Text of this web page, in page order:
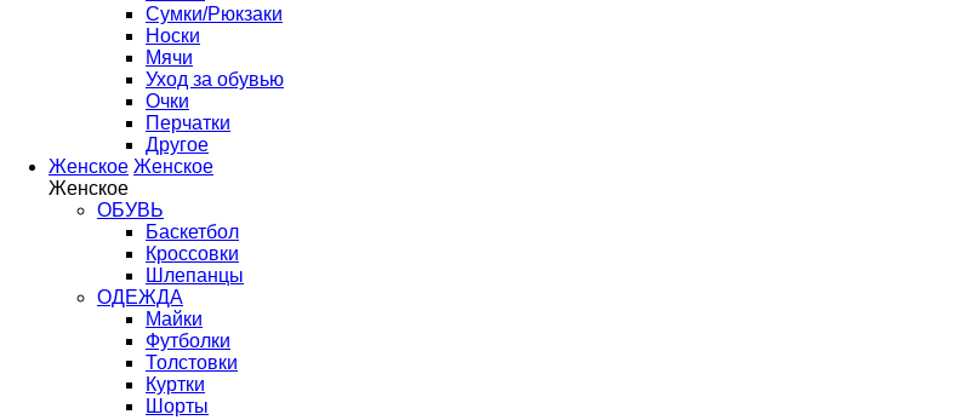
Сумки/Рюкзаки
Носки
Мячи
Уход за обувью
Очки
Перчатки
Другое
Женское Женское
Женское
ОБУВЬ
Баскетбол
Кроссовки
Шлепанцы
ОДЕЖДА
Майки
Футболки
Толстовки
Куртки
Шорты